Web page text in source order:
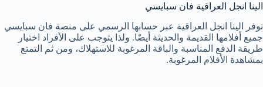
الينا انجل العراقية فان سبايسي
توفر الينا انجل العراقية عبر حسابها الرسمي على منصة فان سبايسي
جميع أفلامها القديمة والحديثة أيضًا. ولذا يتوجب على الأفراد اختيار
طريقة الدفع المناسبة والباقة المرغوبة للاستهلاك، ومن ثم التمتع
بمشاهدة الأفلام المرغوبة.